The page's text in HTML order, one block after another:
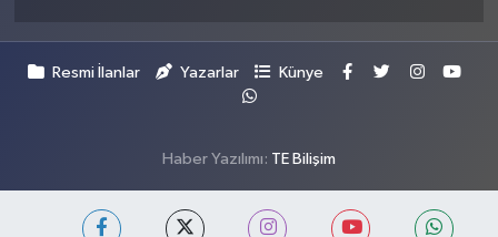
Resmi İlanlar Yazarlar Künye
Haber Yazılımı: TE Bilişim